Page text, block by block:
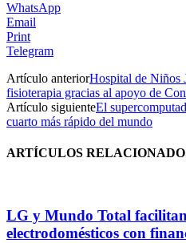
WhatsApp
Email
Print
Telegram
Artículo anteriorHospital de Niños
fisioterapia gracias al apoyo de
Artículo siguienteEl
cuarto más rápido del mundo
ARTÍCULOS
LG y Mundo Total facilitan
electrodomésticos con